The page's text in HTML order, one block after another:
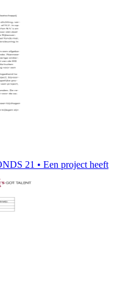
21 • Een project heeft